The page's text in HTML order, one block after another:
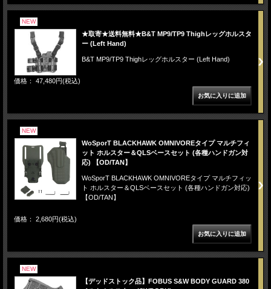
NEW
★取寄★送料無料★B&T MP9/TP9 Thighレッグホルスタ
ー (Left Hand)
B&T MP9/TP9 Thighレッグホルスター (Left Hand)
価格： 47,480円(税込)
NEW
WoSporT BLACKHAWK OMNIVOREタイプ マルチフィ
ット ホルスター＆QLSベースセット (各種ハンドガン対
応) 【OD/TAN】
WoSporT BLACKHAWK OMNIVOREタイプ マルチフィッ
ト ホルスター＆QLSベースセット (各種ハンドガン対応)
【OD/TAN】
価格： 2,680円(税込)
NEW
【デッドストック品】FOBUS S&W BODY GUARD 380